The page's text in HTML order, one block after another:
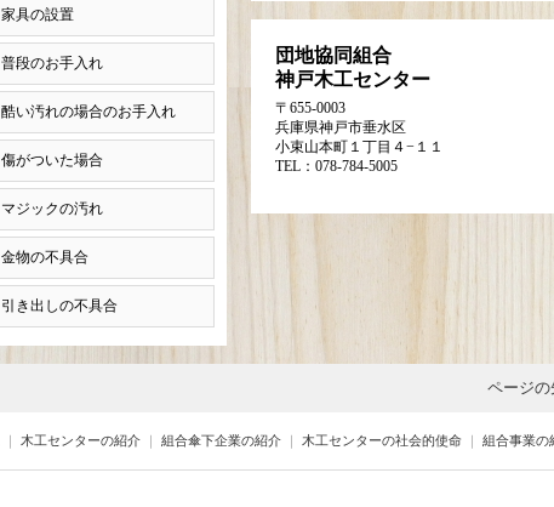
団地協同組合
神戸木工センター
〒655-0003
兵庫県神戸市垂水区
小束山本町１丁目４−１１
TEL：078-784-5005
家具の設置
普段のお手入れ
酷い汚れの場合のお手入れ
傷がついた場合
マジックの汚れ
金物の不具合
引き出しの不具合
ページの
｜ 木工センターの紹介 ｜ 組合傘下企業の紹介 ｜ 木工センターの社会的使命 ｜ 組合事業の